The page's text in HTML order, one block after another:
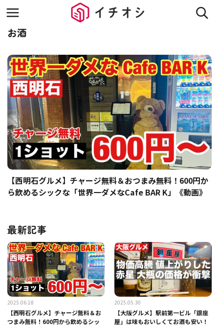
お酒
【西明石グルメ】チャージ無料＆おつまみ無料！600円か
ら飲めるシックな「世界一ダメなCafe BAR K」《動画》
最新記事
2025.06.18
【西明石グルメ】チャージ無料＆お
つまみ無料！600円から飲めるシッ
2025.05.30
【大阪グルメ】駅前第一ビル「銀座
屋」は味もおいしくてお酒も安い！